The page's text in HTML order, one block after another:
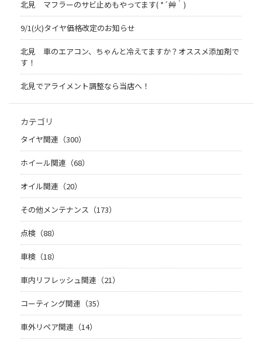
北見 マフラーのサビ止めもやってます( *´艸｀)
9/1(火)タイヤ価格改定のお知らせ
北見 車のエアコン、ちゃんと冷えてますか？オススメ添加剤で
す！
北見でアライメント調整なら当店へ！
カテゴリ
タイヤ関連（300）
ホイール関連（68）
オイル関連（20）
その他メンテナンス（173）
点検（88）
車検（18）
車内リフレッシュ関連（21）
コーティング関連（35）
車外リペア関連（14）